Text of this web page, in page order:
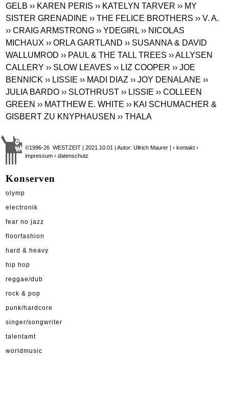
GELB ›› KAREN PERIS ›› KATELYN TARVER ›› MY
SISTER GRENADINE ›› THE FELICE BROTHERS ›› V. A.
›› CRAIG ARMSTRONG ›› YDEGIRL ›› NICOLAS
MICHAUX ›› ORLA GARTLAND ›› SUSANNA & DAVID
WALLUMROD ›› PAUL & THE TALL TREES ›› ALLYSEN
CALLERY ›› SLOW LEAVES ›› LIZ COOPER ›› JOE
BENNICK ›› LISSIE ›› MADI DIAZ ›› JOY DENALANE ››
JULIA BARDO ›› SLOTHRUST ›› LISSIE ›› COLLEEN
GREEN ›› MATTHEW E. WHITE ›› KAI SCHUMACHER &
GISBERT ZU KNYPHAUSEN ›› THALA
©1996-26 WESTZEIT | 2021.10.01 | Autor: Ullrich Maurer |› kontakt ›
impressum › datenschutz
Konserven
olymp
electronik
fear no jazz
floorfashion
hard & heavy
hip hop
reggae/dub
rock & pop
punk/hardcore
singer/songwriter
talentamt
worldmusic